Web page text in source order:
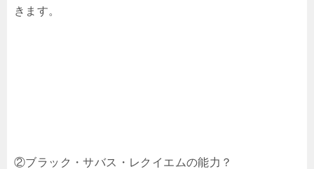
きます。
②ブラック・サバス・レクイエムの能力？